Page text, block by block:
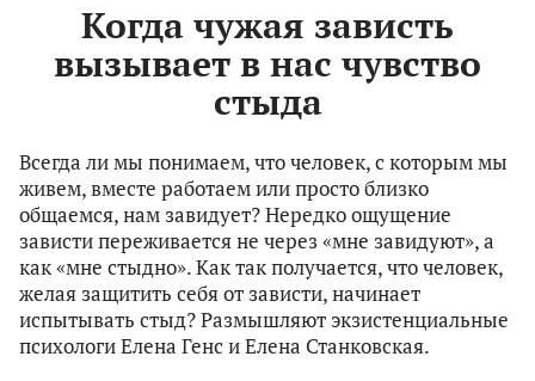
Когда чужая зависть
вызывает в нас чувство
стыда
Всегда ли мы понимаем, что человек, с которым мы
живем, вместе работаем или просто близко
общаемся, нам завидует? Нередко ощущение
зависти переживается не через «мне завидуют», а
как «мне стыдно». Как так получается, что человек,
желая защитить себя от зависти, начинает
испытывать стыд? Размышляют экзистенциальные
психологи Елена Генс и Елена Станковская.